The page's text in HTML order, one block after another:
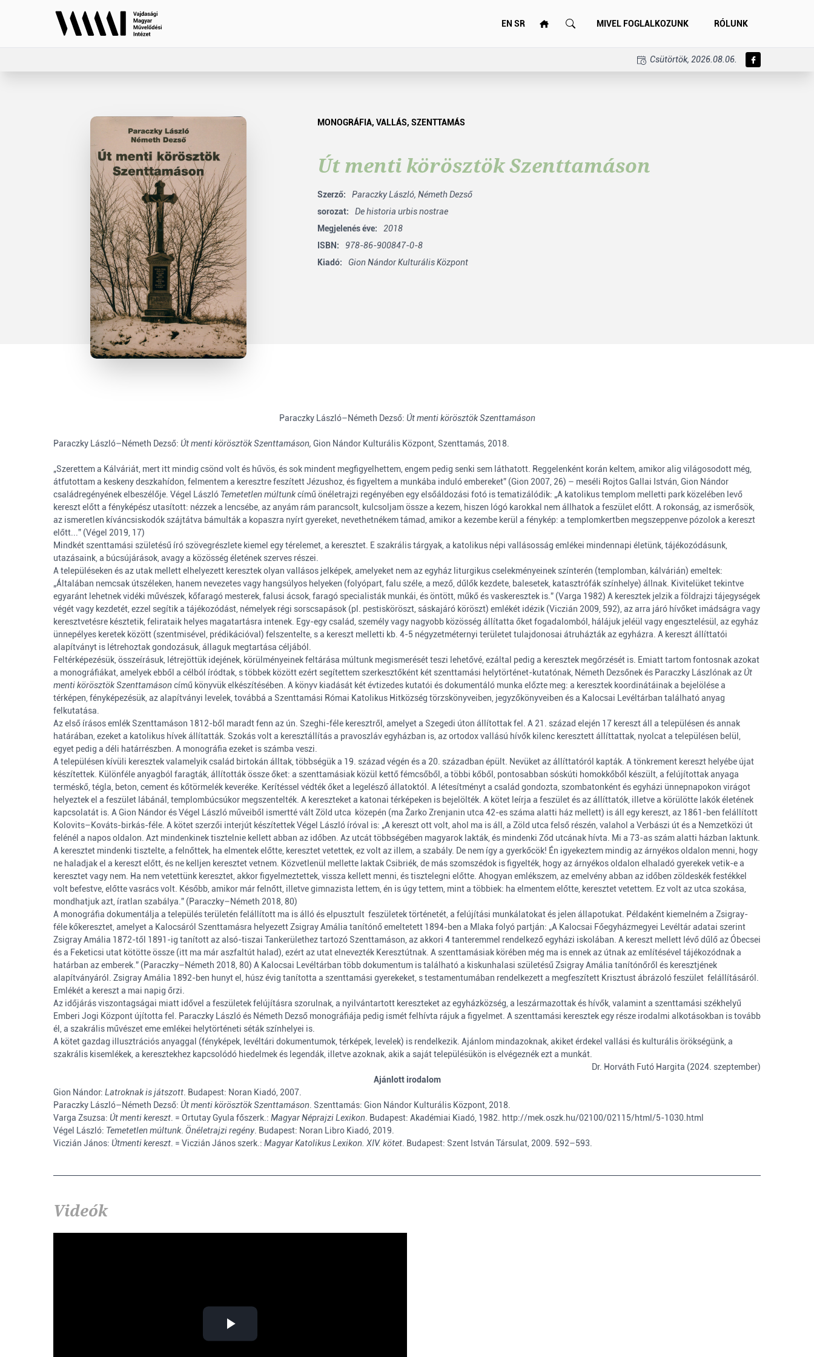
EN SR MIVEL FOGLALKOZUNK RÓLUNK
Csütörtök, 2026.08.06.
MONOGRÁFIA, VALLÁS, SZENTTAMÁS
Út menti körösztök Szenttamáson
Szerző: Paraczky László, Németh Dezső
sorozat:
De historia urbis nostrae
Megjelenés éve:
2018
ISBN:
978-86-900847-0-8
Kiadó:
Gion Nándor Kulturális Központ
Paraczky László–Németh Dezső: Út menti körösztök Szenttamáson
Paraczky László–Németh Dezső: Út menti körösztök Szenttamáson, Gion Nándor Kulturális Központ, Szenttamás, 2018.
„Szerettem a Kálváriát, mert itt mindig csönd volt és hűvös, és sok mindent megfigyelhettem, engem pedig senki sem láthatott. Reggelenként korán keltem, amikor alig világosodott még,
átfutottam a keskeny deszkahídon, felmentem a keresztre feszített Jézushoz, és figyeltem a munkába induló embereket” (Gion 2007, 26) – meséli Rojtos Gallai István, Gion Nándor
családregényének elbeszélője. Végel László Temetetlen múltunkcímű önéletrajzi regényében egy elsőáldozási fotó is tematizálódik: „A katolikus templom melletti park közelében levő
kereszt előtt a fényképész utasított: nézzek a lencsébe, az anyám rám parancsolt, kulcsoljam össze a kezem, hiszen lógó karokkal nem állhatok a feszület előtt. A rokonság, az ismerősök,
az ismeretlen kíváncsiskodók szájtátva bámulták a kopaszra nyírt gyereket, nevethetnékem támad, amikor a kezembe kerül a fénykép: a templomkertben megszeppenve pózolok a kereszt
előtt...” (Végel 2019, 17)
Mindkét szenttamási születésű író szövegrészlete kiemel egy térelemet, a keresztet. E szakrális tárgyak, a katolikus népi vallásosság emlékei mindennapi életünk, tájékozódásunk,
utazásaink, a búcsújárások, avagy a közösség életének szerves részei.
A településeken és az utak mellett elhelyezett keresztek olyan vallásos jelképek, amelyeket nem az egyház liturgikus cselekményeinek színterén (templomban, kálvárián) emeltek:
„Általában nemcsak útszéleken, hanem nevezetes vagy hangsúlyos helyeken (folyópart, falu széle, a mező, dűlők kezdete, balesetek, katasztrófák színhelye) állnak. Kivitelüket tekintve
egyaránt lehetnek vidéki művészek, kőfaragó mesterek, falusi ácsok, faragó specialisták munkái, és öntött, műkő és vaskeresztek is.” (Varga 1982) A keresztek jelzik a földrajzi tájegységek
végét vagy kezdetét, ezzel segítik a tájékozódást, némelyek régi sorscsapások (pl. pestisköröszt, sáskajáró köröszt) emlékét idézik (Viczián 2009, 592), az arra járó hívőket imádságra vagy
keresztvetésre késztetik, felirataik helyes magatartásra intenek. Egy-egy család, személy vagy nagyobb közösség állítatta őket fogadalomból, hálájuk jeléül vagy engesztelésül, az egyház
ünnepélyes keretek között (szentmisével, prédikációval) felszentelte, s a kereszt melletti kb. 4-5 négyzetméternyi területet tulajdonosai átruházták az egyházra. A kereszt állíttatói
alapítványt is létrehoztak gondozásuk, állaguk megtartása céljából.
Feltérképezésük, összeírásuk, létrejöttük idejének, körülményeinek feltárása múltunk megismerését teszi lehetővé, ezáltal pedig a keresztek megőrzését is. Emiatt tartom fontosnak azokat
a monográfiákat, amelyek ebből a célból íródtak, s többek között ezért segítettem szerkesztőként két szenttamási helytörténet-kutatónak, Németh Dezsőnek és Paraczky Lászlónak az Út
menti körösztök Szenttamásoncímű könyvük elkészítésében. A könyv kiadását két évtizedes kutatói és dokumentáló munka előzte meg: a keresztek koordinátáinak a bejelölése a
térképen, fényképezésük, az alapítványi levelek, továbbá a Szenttamási Római Katolikus Hitközség törzskönyveiben, jegyzőkönyveiben és a Kalocsai Levéltárban található anyag
felkutatása.
Az első írásos emlék Szenttamáson 1812-ből maradt fenn az ún. Szeghi-féle keresztről, amelyet a Szegedi úton állítottak fel. A 21. század elején 17 kereszt áll a településen és annak
határában, ezeket a katolikus hívek állítatták. Szokás volt a keresztállítás a pravoszláv egyházban is, az ortodox vallású hívők kilenc keresztett állíttattak, nyolcat a településen belül,
egyet pedig a déli határrészben. A monográfia ezeket is számba veszi.
A településen kívüli keresztek valamelyik család birtokán álltak, többségük a 19. század végén és a 20. században épült. Nevüket az állíttatóról kapták. A tönkrement kereszt helyébe újat
készítettek. Különféle anyagból faragták, állították össze őket: a szenttamásiak közül kettő fémcsőből, a többi kőből, pontosabban sóskúti homokkőből készült, a felújítottak anyaga
terméskő, tégla, beton, cement és kőtörmelék keveréke. Kerítéssel védték őket a legelésző állatoktól. A létesítményt a család gondozta, szombatonként és egyházi ünnepnapokon virágot
helyeztek el a feszület lábánál, templombúcsúkor megszentelték. A kereszteket a katonai térképeken is bejelölték. A kötet leírja a feszület és az állíttatók, illetve a körülötte lakók életének
kapcsolatát is. A Gion Nándor és Végel László műveiből ismertté vált Zöld utca közepén (ma Žarko Zrenjanin utca 42-es száma alatti ház mellett) is áll egy kereszt, az 1861-ben felállított
Kolovits–Kováts-birkás-féle. A kötet szerzői interjút készítettek Végel László íróval is: „A kereszt ott volt, ahol ma is áll, a Zöld utca felső részén, valahol a Verbászi út és a Nemzetközi út
felénél a napos oldalon. Azt mindenkinek tisztelnie kellett abban az időben. Az utcát többségében magyarok lakták, és mindenki Ződ utcának hívta. Mi a 73-as szám alatti házban laktunk.
A keresztet mindenki tisztelte, a felnőttek, ha elmentek előtte, keresztet vetettek, ez volt az illem, a szabály. De nem így a gyerkőcök! Én igyekeztem mindig az árnyékos oldalon menni, hogy
ne haladjak el a kereszt előtt, és ne kelljen keresztet vetnem. Közvetlenül mellette laktak Csibriék, de más szomszédok is figyelték, hogy az árnyékos oldalon elhaladó gyerekek vetik-e a
keresztet vagy nem. Ha nem vetettünk keresztet, akkor figyelmeztettek, vissza kellett menni, és tisztelegni előtte. Ahogyan emlékszem, az emelvény abban az időben zöldeskék festékkel
volt befestve, előtte vasrács volt. Később, amikor már felnőtt, illetve gimnazista lettem, én is úgy tettem, mint a többiek: ha elmentem előtte, keresztet vetettem. Ez volt az utca szokása,
mondhatjuk azt, íratlan szabálya.” (Paraczky–Németh 2018, 80)
A monográfia dokumentálja a település területén felállított ma is álló és elpusztult feszületek történetét, a felújítási munkálatokat és jelen állapotukat. Példaként kiemelném a Zsigray-
féle kőkeresztet, amelyet a Kalocsáról Szenttamásra helyezett Zsigray Amália tanítónő emeltetett 1894-ben a Mlaka folyó partján: „A Kalocsai Főegyházmegyei Levéltár adatai szerint
Zsigray Amália 1872-től 1891-ig tanított az alsó-tiszai Tankerülethez tartozó Szenttamáson, az akkori 4 tanteremmel rendelkező egyházi iskolában. A kereszt mellett lévő dűlő az Óbecsei
és a Feketicsi utat kötötte össze (itt ma már aszfaltút halad), ezért az utat elnevezték Keresztútnak. A szenttamásiak körében még ma is ennek az útnak az említésével tájékozódnak a
határban az emberek.” (Paraczky–Németh 2018, 80) A Kalocsai Levéltárban több dokumentum is található a kiskunhalasi születésű Zsigray Amália tanítónőről és keresztjének
alapítványáról. Zsigray Amália 1892-ben hunyt el, húsz évig tanította a szenttamási gyerekeket, s testamentumában rendelkezett a megfeszített Krisztust ábrázoló feszület felállításáról.
Emlékét a kereszt a mai napig őrzi.
Az időjárás viszontagságai miatt idővel a feszületek felújításra szorulnak, a nyilvántartott kereszteket az egyházközség, a leszármazottak és hívők, valamint a szenttamási székhelyű
Emberi Jogi Központ újította fel. Paraczky László és Németh Dezső monográfiája pedig ismét felhívta rájuk a figyelmet. A szenttamási keresztek egy része irodalmi alkotásokban is tovább
él, a szakrális művészet eme emlékei helytörténeti séták színhelyei is.
A kötet gazdag illusztrációs anyaggal (fényképek, levéltári dokumentumok, térképek, levelek) is rendelkezik. Ajánlom mindazoknak, akiket érdekel vallási és kulturális örökségünk, a
szakrális kisemlékek, a keresztekhez kapcsolódó hiedelmek és legendák, illetve azoknak, akik a saját településükön is elvégeznék ezt a munkát.
Dr. Horváth Futó Hargita (2024. szeptember)
Ajánlott irodalom
Gion Nándor: Latroknak is játszott . Budapest: Noran Kiadó, 2007.
Paraczky László–Németh Dezső: Út menti körösztök Szenttamáson . Szenttamás: Gion Nándor Kulturális Központ, 2018.
Varga Zsuzsa: Út menti kereszt . = Ortutay Gyula főszerk.: Magyar Néprajzi Lexikon . Budapest: Akadémiai Kiadó, 1982.
http://mek.oszk.hu/02100/02115/html/5-1030.html
Végel László: Temetetlen múltunk Önéletrajzi regény. Budapest: Noran Libro Kiadó, 2019.
Viczián János: Útmenti kereszt . = Viczián János szerk.: Magyar Katolikus Lexikon. XIV. kötet . Budapest: Szent István Társulat, 2009. 592–593.
Videók
Play